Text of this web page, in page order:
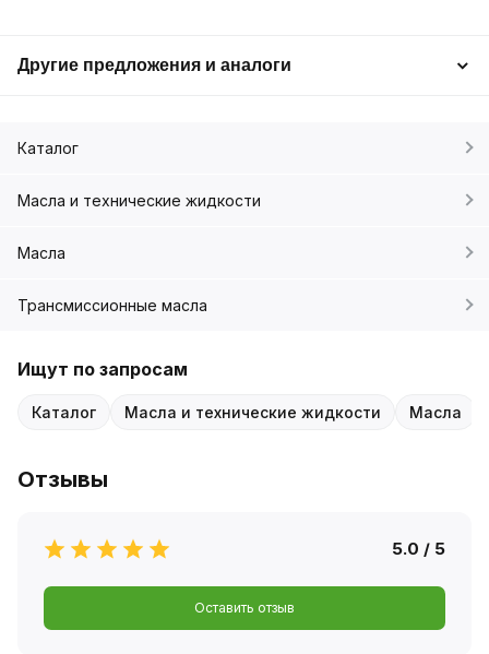
Другие предложения и аналоги
Каталог
Масла и технические жидкости
Масла
Трансмиссионные масла
Ищут по запросам
Каталог Масла и технические жидкости Масла
Отзывы
5.0 / 5
Оставить отзыв